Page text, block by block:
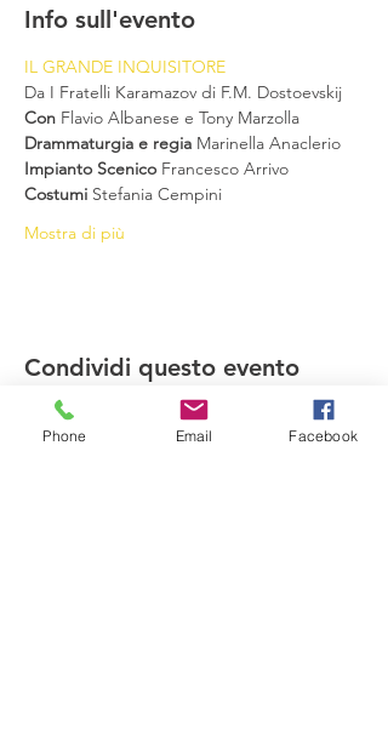
Info sull'evento
IL GRANDE INQUISITORE
Da I Fratelli Karamazov di F.M. Dostoevskij
Con Flavio Albanese e Tony Marzolla
Drammaturgia e regia Marinella Anaclerio
Impianto Scenico Francesco Arrivo
Costumi Stefania Cempini
Mostra di più
Condividi questo evento
Phone Email Facebook